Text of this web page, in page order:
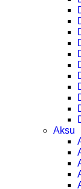
Aksu